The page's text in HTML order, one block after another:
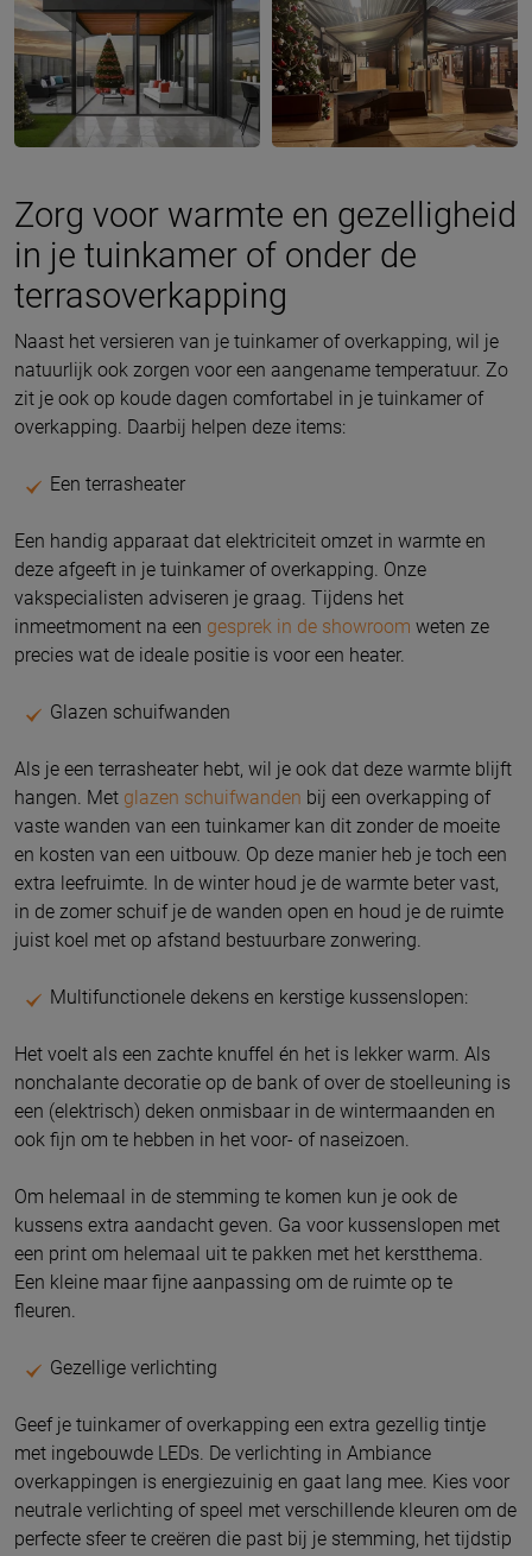
Zorg voor warmte en gezelligheid
in je tuinkamer of onder de
terrasoverkapping
Naast het versieren van je tuinkamer of overkapping, wil je
natuurlijk ook zorgen voor een aangename temperatuur. Zo
zit je ook op koude dagen comfortabel in je tuinkamer of
overkapping. Daarbij helpen deze items:
Een terrasheater
Een handig apparaat dat elektriciteit omzet in warmte en
deze afgeeft in je tuinkamer of overkapping. Onze
vakspecialisten adviseren je graag. Tijdens het
inmeetmoment na een gesprek in de showroom weten ze
precies wat de ideale positie is voor een heater.
Glazen schuifwanden
Als je een terrasheater hebt, wil je ook dat deze warmte blijft
hangen. Met glazen schuifwanden bij een overkapping of
vaste wanden van een tuinkamer kan dit zonder de moeite
en kosten van een uitbouw. Op deze manier heb je toch een
extra leefruimte. In de winter houd je de warmte beter vast,
in de zomer schuif je de wanden open en houd je de ruimte
juist koel met op afstand bestuurbare zonwering.
Multifunctionele dekens en kerstige kussenslopen:
Het voelt als een zachte knuffel én het is lekker warm. Als
nonchalante decoratie op de bank of over de stoelleuning is
een (elektrisch) deken onmisbaar in de wintermaanden en
ook fijn om te hebben in het voor- of naseizoen.
Om helemaal in de stemming te komen kun je ook de
kussens extra aandacht geven. Ga voor kussenslopen met
een print om helemaal uit te pakken met het kerstthema.
Een kleine maar fijne aanpassing om de ruimte op te
fleuren.
Gezellige verlichting
Geef je tuinkamer of overkapping een extra gezellig tintje
met ingebouwde LEDs. De verlichting in Ambiance
overkappingen is energiezuinig en gaat lang mee. Kies voor
neutrale verlichting of speel met verschillende kleuren om de
perfecte sfeer te creëren die past bij je stemming, het tijdstip